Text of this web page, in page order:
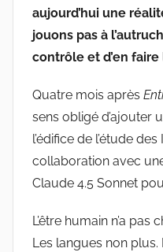
aujourd’hui une
jouons pas à
contrôle et d’en
Quatre mois après
sens obligé d’ajouter
l’édifice de l’étude
collaboration avec
Claude 4.5 Sonnet
L’être humain n’a pas
Les langues non